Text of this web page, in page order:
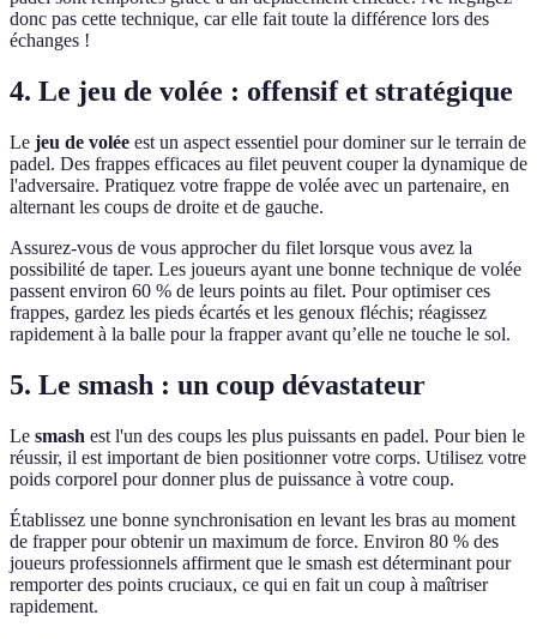
donc pas cette technique, car elle fait toute la différence lors des
échanges !
4. Le jeu de volée : offensif et stratégique
Le jeu de volée est un aspect essentiel pour dominer sur le terrain de
padel. Des frappes efficaces au filet peuvent couper la dynamique de
l'adversaire. Pratiquez votre frappe de volée avec un partenaire, en
alternant les coups de droite et de gauche.
Assurez-vous de vous approcher du filet lorsque vous avez la
possibilité de taper. Les joueurs ayant une bonne technique de volée
passent environ 60 % de leurs points au filet. Pour optimiser ces
frappes, gardez les pieds écartés et les genoux fléchis; réagissez
rapidement à la balle pour la frapper avant qu’elle ne touche le sol.
5. Le smash : un coup dévastateur
Le smash est l'un des coups les plus puissants en padel. Pour bien le
réussir, il est important de bien positionner votre corps. Utilisez votre
poids corporel pour donner plus de puissance à votre coup.
Établissez une bonne synchronisation en levant les bras au moment
de frapper pour obtenir un maximum de force. Environ 80 % des
joueurs professionnels affirment que le smash est déterminant pour
remporter des points cruciaux, ce qui en fait un coup à maîtriser
rapidement.